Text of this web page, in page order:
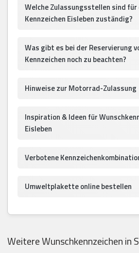
Welche Zulassungsstellen sind für
Kennzeichen Eisleben zuständig?
Was gibt es bei der Reservierung
Kennzeichen noch zu beachten?
Hinweise zur Motorrad-Zulassung
Inspiration & Ideen für
Eisleben
Verbotene
Umweltplakette online bestellen
Weitere Wunschkennzeichen in